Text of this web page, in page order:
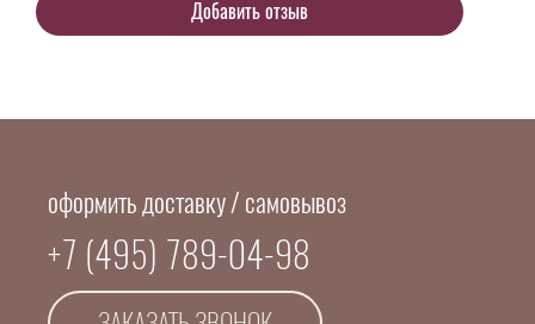
оформить доставку / самовывоз
+7 (495) 789-04-98